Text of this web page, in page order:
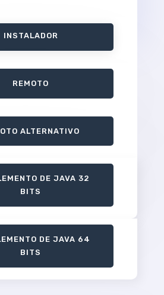
INSTALADOR
REMOTO
ALTERNATIVO
DE JAVA 32
BITS
DE JAVA 64
BITS